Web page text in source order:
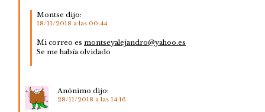
Montse dijo:
18/11/2018 a las 00:44
Mi correo es montseyalejandro@yahoo.es
Se me había olvidado
Anónimo dijo:
28/11/2018 a las 14:16